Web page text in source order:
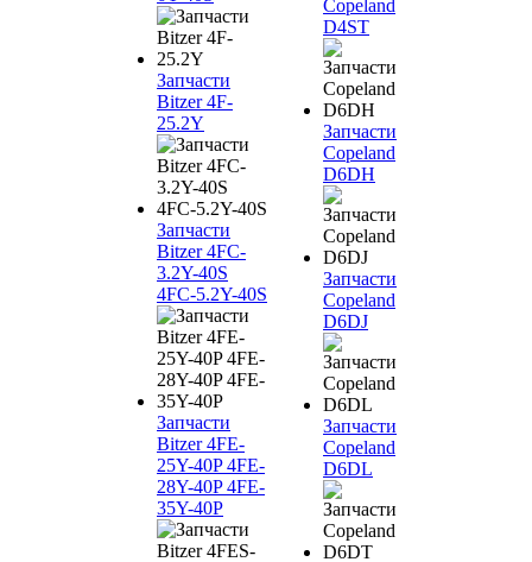
Запчасти
Bitzer 4F-
25.2Y
Запчасти
Bitzer 4FC-
3.2Y-40S
4FC-5.2Y-40S
Запчасти
Bitzer 4FE-
25Y-40P 4FE-
28Y-40P 4FE-
35Y-40P
Copeland
D4ST
Запчасти
Copeland
D6DH
Запчасти
Copeland
D6DJ
Запчасти
Copeland
D6DL